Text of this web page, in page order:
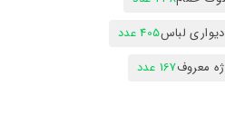
لباس405 عدد
معروف167 عدد